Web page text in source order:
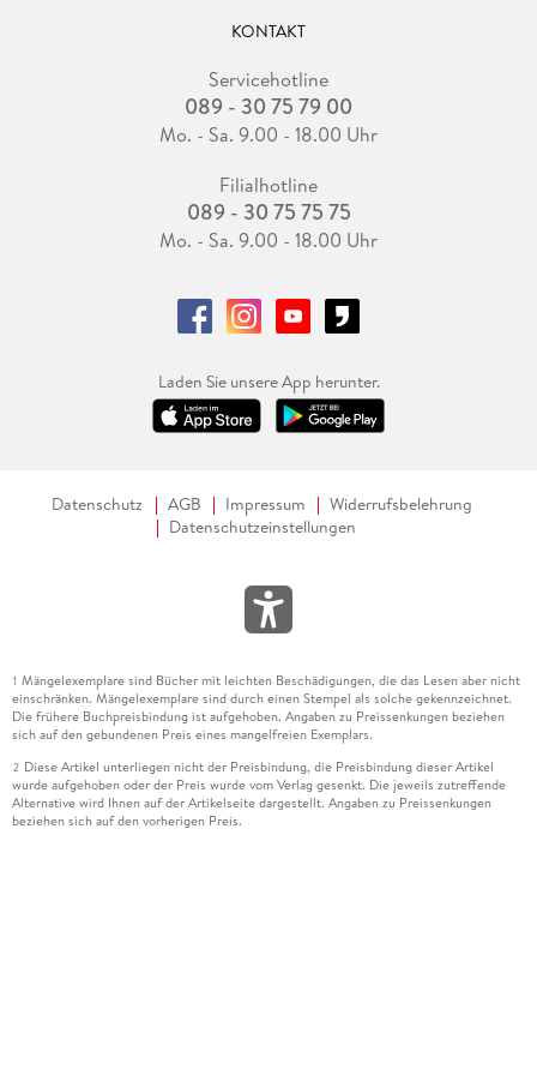
KONTAKT
Servicehotline
089 - 30 75 79 00
Mo. - Sa. 9.00 - 18.00 Uhr
Filialhotline
089 - 30 75 75 75
Mo. - Sa. 9.00 - 18.00 Uhr
Laden Sie unsere App herunter.
Datenschutz AGB Impressum
Widerrufsbelehrung
Datenschutzeinstellungen
1 Mängelexemplare sind Bücher mit leichten Beschädigungen, die das Lesen aber nicht
einschränken. Mängelexemplare sind durch einen Stempel als solche gekennzeichnet.
Die frühere Buchpreisbindung ist aufgehoben. Angaben zu Preissenkungen beziehen
sich auf den gebundenen Preis eines mangelfreien Exemplars.
2 Diese Artikel unterliegen nicht der Preisbindung, die Preisbindung dieser Artikel
wurde aufgehoben oder der Preis wurde vom Verlag gesenkt. Die jeweils zutreffende
Alternative wird Ihnen auf der Artikelseite dargestellt. Angaben zu Preissenkungen
beziehen sich auf den vorherigen Preis.